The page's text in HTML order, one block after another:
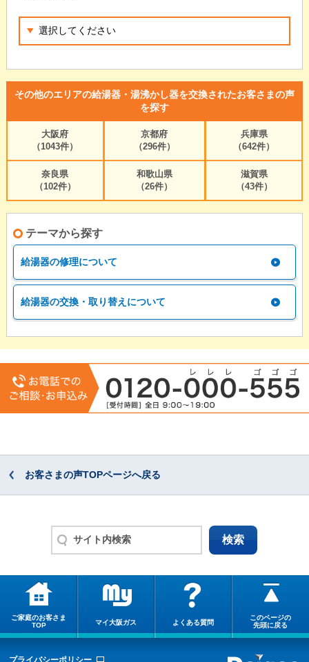
その他のエリアの給湯器・湯沸かし器を交換されたお客さまの声
を探す
大阪府
（1043件）
京都府
（296件）
兵庫県
（642件）
奈良県
（102件）
和歌山県
（26件）
滋賀県
（43件）
テーマから探す
給湯器の修理について
給湯器の交換・取り替えについて
お客さまの声TOPページへ戻る
ご家庭のお客さま
TOP
マイ大阪ガス よくある質問
このページの
先頭に戻る
プライバシーポリシー